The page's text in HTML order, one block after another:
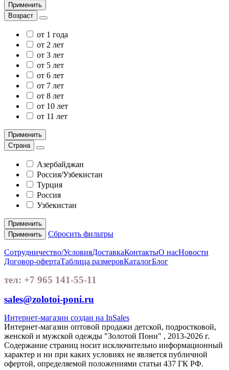
Применить
Возраст
от 1 года
от 2 лет
от 3 лет
от 5 лет
от 6 лет
от 7 лет
от 8 лет
от 10 лет
от 11 лет
Применить
Страна
Азербайджан
Россия/Узбекистан
Турция
Россия
Узбекистан
Применить
Применить
Сбросить фильтры
Сотрудничество/УсловияДоставкаКонтактыО насНовости
Договор-офертаТаблица размеровКаталогБлог
тел: +7 965 141-55-11
sales@zolotoi-poni.ru
Интернет-магазин создан на InSales
Интернет-магазин оптовой продажи детской, подростковой,
женской и мужской одежды "Золотой Пони" , 2013-2026 г.
Содержание страниц носит исключительно информационный
характер и ни при каких условиях не является публичной
офертой, определяемой положениями статьи 437 ГК РФ.